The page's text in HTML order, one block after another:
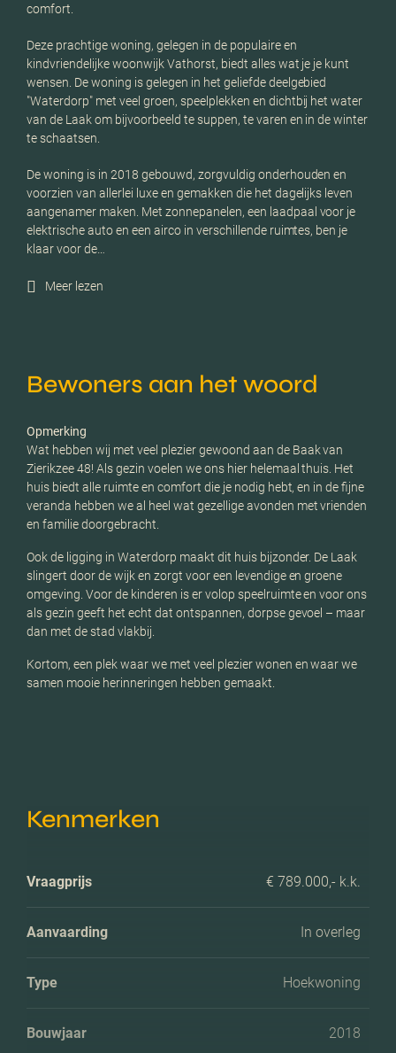
comfort.
Deze prachtige woning, gelegen in de populaire en
kindvriendelijke woonwijk Vathorst, biedt alles wat je je kunt
wensen. De woning is gelegen in het geliefde deelgebied
"Waterdorp" met veel groen, speelplekken en dichtbij het water
van de Laak om bijvoorbeeld te suppen, te varen en in de winter
te schaatsen.
De woning is in 2018 gebouwd, zorgvuldig onderhouden en
voorzien van allerlei luxe en gemakken die het dagelijks leven
aangenamer maken. Met zonnepanelen, een laadpaal voor je
elektrische auto en een airco in verschillende ruimtes, ben je
klaar voor de…
Meer lezen
Bewoners aan het woord
Opmerking
Wat hebben wij met veel plezier gewoond aan de Baak van
Zierikzee 48! Als gezin voelen we ons hier helemaal thuis. Het
huis biedt alle ruimte en comfort die je nodig hebt, en in de fijne
veranda hebben we al heel wat gezellige avonden met vrienden
en familie doorgebracht.
Ook de ligging in Waterdorp maakt dit huis bijzonder. De Laak
slingert door de wijk en zorgt voor een levendige en groene
omgeving. Voor de kinderen is er volop speelruimte en voor ons
als gezin geeft het echt dat ontspannen, dorpse gevoel – maar
dan met de stad vlakbij.
Kortom, een plek waar we met veel plezier wonen en waar we
samen mooie herinneringen hebben gemaakt.
Kenmerken
Vraagprijs € 789.000,- k.k.
Aanvaarding In overleg
Type Hoekwoning
Bouwjaar 2018